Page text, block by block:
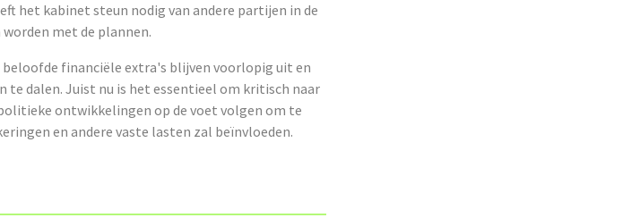
het kabinet steun nodig van andere partijen in de
worden met de plannen.
financiële extra's blijven voorlopig uit en
te dalen. Juist nu is het essentieel om kritisch naar
ontwikkelingen op de voet volgen om te
en andere vaste lasten zal beïnvloeden.